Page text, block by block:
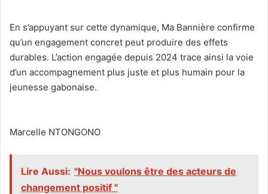
‎En s’appuyant sur cette dynamique, Ma Bannière confirme
qu’un engagement concret peut produire des effets
durables. L’action engagée depuis 2024 trace ainsi la voie
d’un accompagnement plus juste et plus humain pour la
jeunesse gabonaise.
‎Marcelle NTONGONO
Lire Aussi: "Nous voulons être des acteurs de
changement positif "